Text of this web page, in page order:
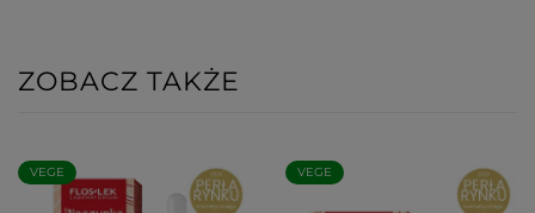
ZOBACZ TAKŻE
VEGE VEGE